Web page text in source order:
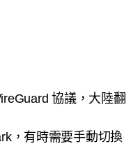
協議，大陸翻
，有時需要手動切換